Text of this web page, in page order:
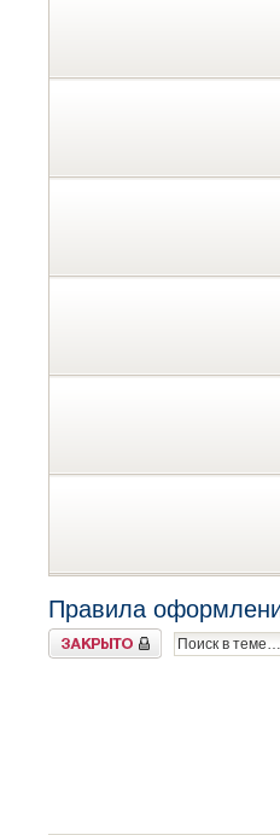
Правила
Закрыто